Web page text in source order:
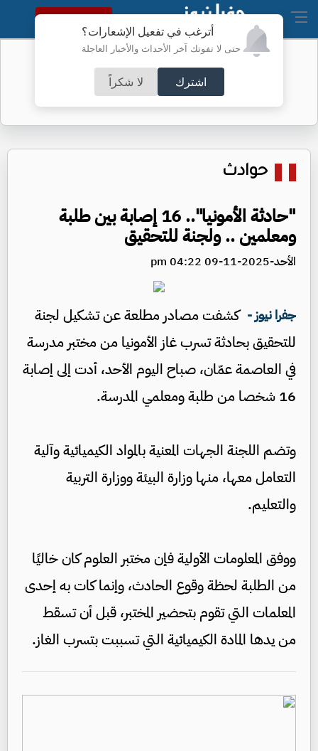
أترغب في تفعيل الإشعارات؟
حتى لا تفوتك آخر الأحداث والأخبار العاجلة
اشترك لا شكراً
النسخة الكاملة
يوضح
حوادث
"حادثة الأمونيا".. 16 إصابة بين طلبة
ومعلمين .. ولجنة للتحقيق
الأحد-2025-11-09 04:22 pm
جفرا نيوز - كشفت مصادر مطلعة عن تشكيل لجنة
للتحقيق بحادثة تسرب غاز الأمونيا من مختبر مدرسة
في العاصمة عمّان، صباح اليوم الأحد، أدت إلى إصابة
16 شخصا من طلبة ومعلمي المدرسة.
وتضم اللجنة الجهات المعنية بالمواد الكيميائية وآلية
التعامل معها، منها وزارة البيئة ووزارة التربية
والتعليم.
ووفق المعلومات الأولية فإن مختبر العلوم كان خاليًا
من الطلبة لحظة وقوع الحادث، وإنما كات به إحدى
المعلمات التي تقوم بتحضير المختبر، قبل أن تسقط
من يدها المادة الكيميائية التي تسببت بتسرب الغاز.